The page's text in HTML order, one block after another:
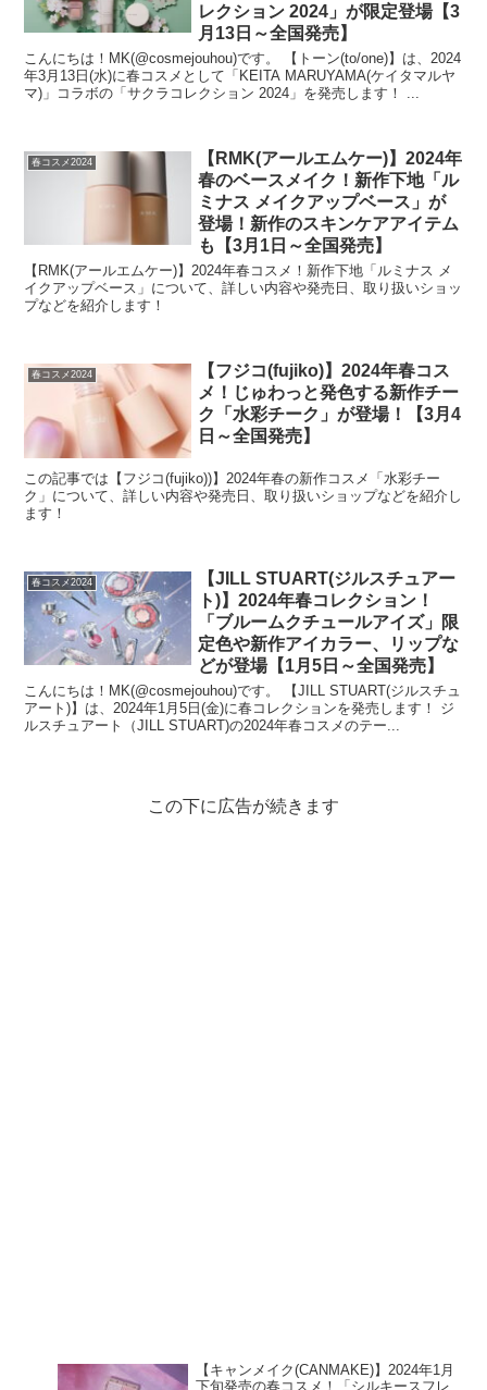
レクション 2024」が限定登場【3
月13日～全国発売】
こんにちは！MK(@cosmejouhou)です。 【トーン(to/one)】は、2024
年3月13日(水)に春コスメとして「KEITA MARUYAMA(ケイタマルヤ
春コスメ2024
【RMK(アールエムケー)】2024年
春のベースメイク！新作下地「ル
ミナス メイクアップベース」が
登場！新作のスキンケアアイテム
も【3月1日～全国発売】
【RMK(アールエムケー)】2024年春コスメ！新作下地「ルミナス メ
イクアップベース」について、詳しい内容や発売日、取り扱いショッ
プなどを紹介します！
春コスメ2024
【フジコ(fujiko)】2024年春コス
メ！じゅわっと発色する新作チー
ク「水彩チーク」が登場！【3月4
日～全国発売】
この記事では【フジコ(fujiko))】2024年春の新作コスメ「水彩チー
ク」について、詳しい内容や発売日、取り扱いショップなどを紹介し
ます！
春コスメ2024
【JILL STUART(ジルスチュアー
ト)】2024年春コレクション！
「ブルームクチュールアイズ」限
定色や新作アイカラー、リップな
どが登場【1月5日～全国発売】
こんにちは！MK(@cosmejouhou)です。 【JILL STUART(ジルスチュ
アート)】は、2024年1月5日(金)に春コレクションを発売します！ ジ
ルスチュアート（JILL STUART)の2024年春コスメのテー...
この下に広告が続きます
【キャンメイク(CANMAKE)】2024年1月
下旬発売の春コスメ！「シルキースフレ